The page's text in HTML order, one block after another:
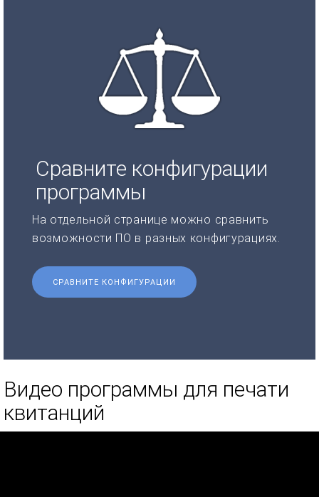
Сравните конфигурации
программы
На отдельной странице можно сравнить
возможности ПО в разных конфигурациях.
СРАВНИТЕ КОНФИГУРАЦИИ
Видео программы для печати
квитанций